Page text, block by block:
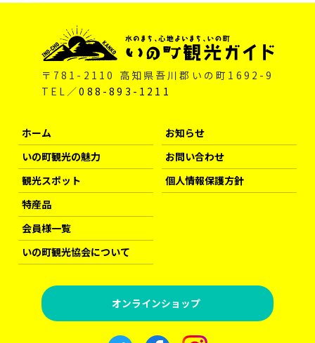
〒781-2110 高知県吾川郡いの町1692-9
TEL／088-893-1211
ホーム
いの町観光の魅力
観光スポット
特産品
お知らせ
お問い合わせ
個人情報保護方針
会員様一覧
いの町観光協会について
オンラインショップ